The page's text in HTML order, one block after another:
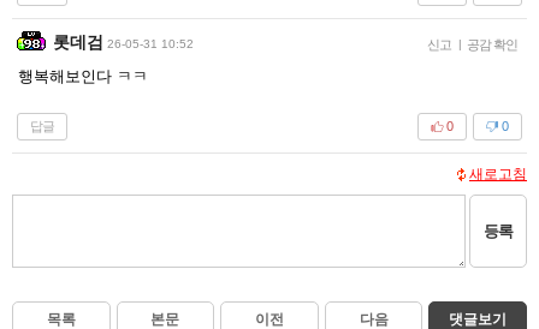
롯데검 26-05-31 10:52 신고 | 공감 확인
행복해보인다 ㅋㅋ
답글 0
0
새로고침
등록
목록 본문 이전 다음 댓글보기